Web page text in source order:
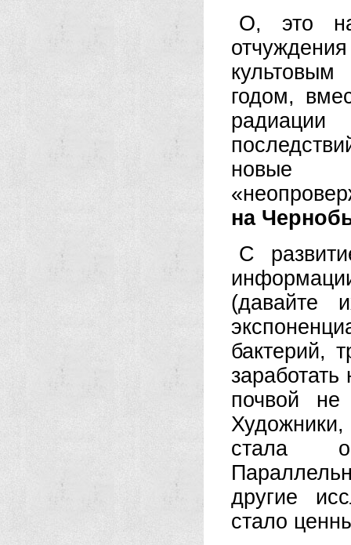
О, это
годом,
новые
на
С
(давайте
бактерий,
почвой не
стала
другие
стало